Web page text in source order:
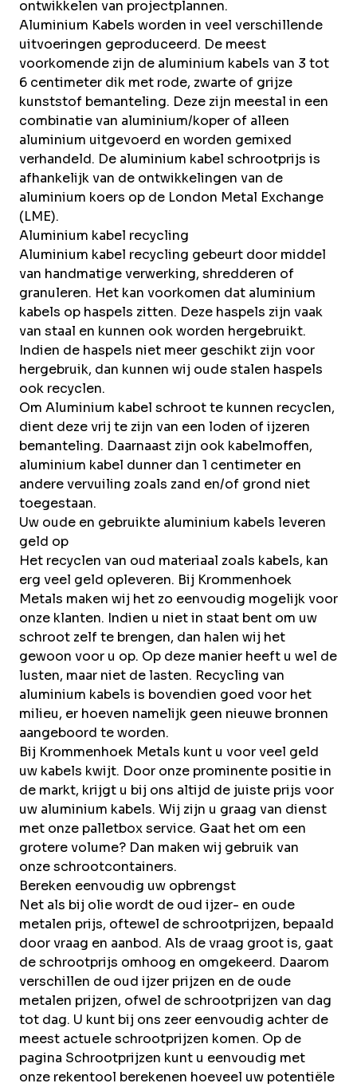
ontwikkelen van projectplannen.
Aluminium Kabels worden in veel verschillende
uitvoeringen geproduceerd. De meest
voorkomende zijn de aluminium kabels van 3 tot
6 centimeter dik met rode, zwarte of grijze
kunststof bemanteling. Deze zijn meestal in een
combinatie van aluminium/koper of alleen
aluminium uitgevoerd en worden gemixed
verhandeld. De aluminium kabel schrootprijs is
afhankelijk van de ontwikkelingen van de
aluminium koers op de London Metal Exchange
(LME).
Aluminium kabel recycling
Aluminium kabel recycling gebeurt door middel
van handmatige verwerking, shredderen of
granuleren. Het kan voorkomen dat aluminium
kabels op haspels zitten. Deze haspels zijn vaak
van staal en kunnen ook worden hergebruikt.
Indien de haspels niet meer geschikt zijn voor
hergebruik, dan kunnen wij oude stalen haspels
ook recyclen.
Om Aluminium kabel schroot te kunnen recyclen,
dient deze vrij te zijn van een loden of ijzeren
bemanteling. Daarnaast zijn ook kabelmoffen,
aluminium kabel dunner dan 1 centimeter en
andere vervuiling zoals zand en/of grond niet
toegestaan.
Uw oude en gebruikte aluminium kabels leveren
geld op
Het recyclen van oud materiaal zoals kabels, kan
erg veel geld opleveren. Bij Krommenhoek
Metals maken wij het zo eenvoudig mogelijk voor
onze klanten. Indien u niet in staat bent om uw
schroot zelf te brengen, dan halen wij het
gewoon voor u op. Op deze manier heeft u wel de
lusten, maar niet de lasten. Recycling van
aluminium kabels is bovendien goed voor het
milieu, er hoeven namelijk geen nieuwe bronnen
aangeboord te worden.
Bij Krommenhoek Metals kunt u voor veel geld
uw kabels kwijt. Door onze prominente positie in
de markt, krijgt u bij ons altijd de juiste prijs voor
uw aluminium kabels. Wij zijn u graag van dienst
met onze palletboxservice. Gaat het om een
grotere volume? Dan maken wij gebruik van
onzeschrootcontainers.
Bereken eenvoudig uw opbrengst
Net als bij olie wordt de oud ijzer- en oude
metalen prijs, oftewel de schrootprijzen, bepaald
door vraag en aanbod. Als de vraag groot is, gaat
de schrootprijs omhoog en omgekeerd. Daarom
verschillen de oud ijzer prijzen en de oude
metalen prijzen, ofwel de schrootprijzen van dag
tot dag. U kunt bij ons zeer eenvoudig achter de
meest actuele schrootprijzen komen. Op de
pagina Schrootprijzen kunt u eenvoudig met
onze rekentool berekenen hoeveel uw potentiële